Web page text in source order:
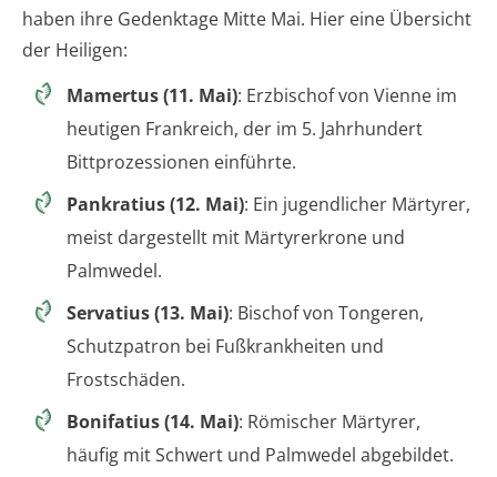
haben ihre Gedenktage Mitte Mai. Hier eine Übersicht
der Heiligen:
Mamertus (11. Mai): Erzbischof von Vienne im
heutigen Frankreich, der im 5. Jahrhundert
Bittprozessionen einführte.
Pankratius (12. Mai): Ein jugendlicher Märtyrer,
meist dargestellt mit Märtyrerkrone und
Palmwedel.
Servatius (13. Mai): Bischof von Tongeren,
Schutzpatron bei Fußkrankheiten und
Frostschäden.
Bonifatius (14. Mai): Römischer Märtyrer,
häufig mit Schwert und Palmwedel abgebildet.